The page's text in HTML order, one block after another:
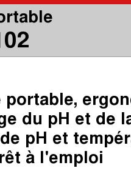
portable,
du pH et de
pH et
à l'emploi